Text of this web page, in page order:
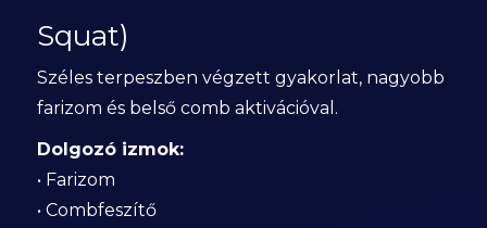
Squat)
Széles terpeszben végzett gyakorlat, nagyobb
farizom és belső comb aktivációval.
Dolgozó izmok:
• Farizom
• Combfeszítő